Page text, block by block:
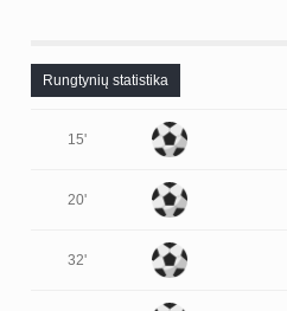
Rungtynių statistika
15'
20'
32'